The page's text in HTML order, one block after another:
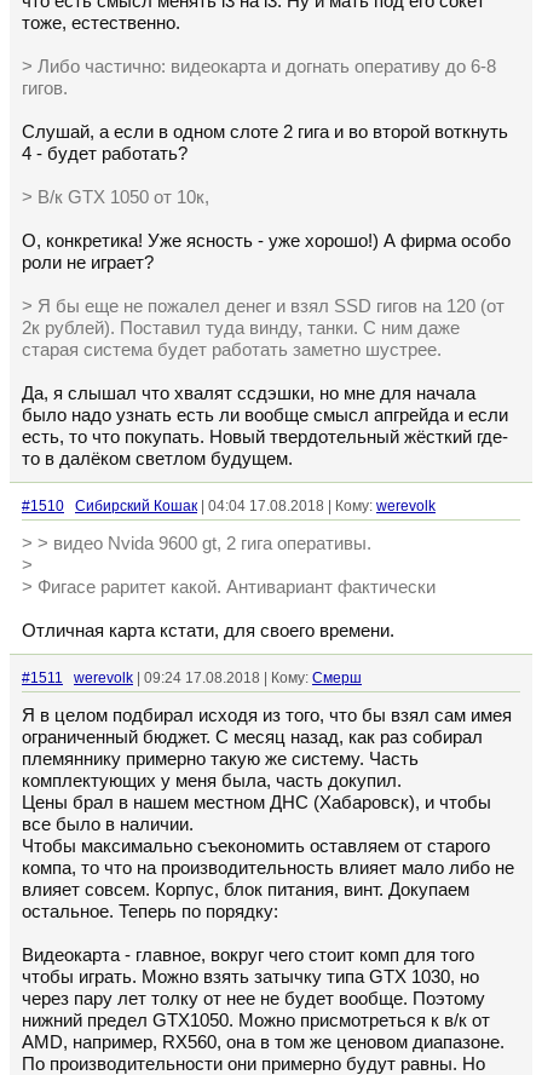
тоже, естественно.
> Либо частично: видеокарта и догнать оперативу до 6-8
гигов.
Слушай, а если в одном слоте 2 гига и во второй воткнуть
4 - будет работать?
> В/к GTX 1050 от 10к,
О, конкретика! Уже ясность - уже хорошо!) А фирма особо
роли не играет?
> Я бы еще не пожалел денег и взял SSD гигов на 120 (от
2к рублей). Поставил туда винду, танки. С ним даже
старая система будет работать заметно шустрее.
Да, я слышал что хвалят ссдэшки, но мне для начала
было надо узнать есть ли вообще смысл апгрейда и если
есть, то что покупать. Новый твердотельный жёсткий где-
то в далёком светлом будущем.
#1510 Сибирский Кошак | 04:04 17.08.2018 | Кому: werevolk
> > видео Nvida 9600 gt, 2 гига оперативы.
>
> Фигасе раритет какой. Антивариант фактически
Отличная карта кстати, для своего времени.
#1511 werevolk | 09:24 17.08.2018 | Кому: Смерш
Я в целом подбирал исходя из того, что бы взял сам имея
ограниченный бюджет. С месяц назад, как раз собирал
племяннику примерно такую же систему. Часть
комплектующих у меня была, часть докупил.
Цены брал в нашем местном ДНС (Хабаровск), и чтобы
все было в наличии.
Чтобы максимально съекономить оставляем от старого
компа, то что на производительность влияет мало либо не
влияет совсем. Корпус, блок питания, винт. Докупаем
остальное. Теперь по порядку:
Видеокарта - главное, вокруг чего стоит комп для того
чтобы играть. Можно взять затычку типа GTX 1030, но
через пару лет толку от нее не будет вообще. Поэтому
нижний предел GTX1050. Можно присмотреться к в/к от
AMD, например, RX560, она в том же ценовом диапазоне.
По производительности они примерно будут равны. Но